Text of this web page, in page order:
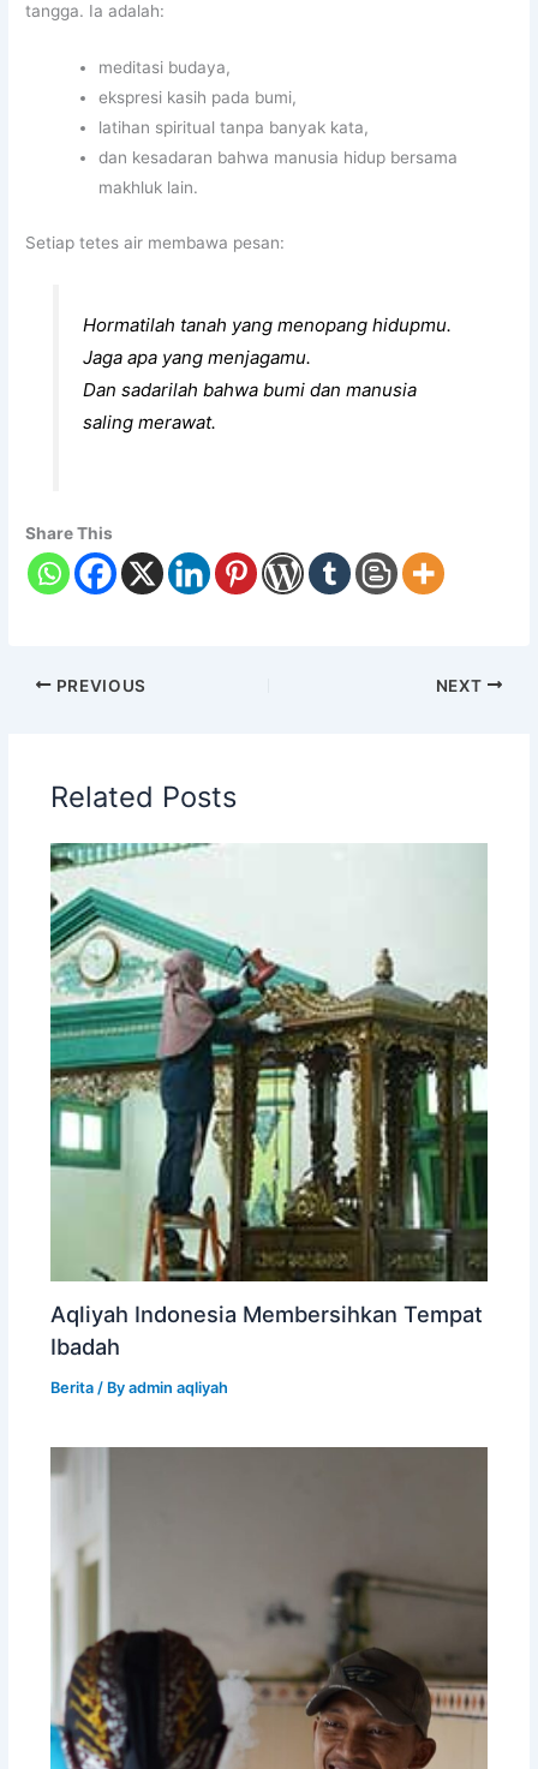
tangga. Ia adalah:
meditasi budaya,
ekspresi kasih pada bumi,
latihan spiritual tanpa banyak kata,
dan kesadaran bahwa manusia hidup bersama
makhluk lain.
Setiap tetes air membawa pesan:
Hormatilah tanah yang menopang hidupmu.
Jaga apa yang menjagamu.
Dan sadarilah bahwa bumi dan manusia
saling merawat.
Share This
PREVIOUS NEXT
Related Posts
Aqliyah Indonesia Membersihkan Tempat
Ibadah
Berita/ By admin aqliyah